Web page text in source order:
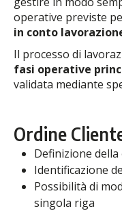
operative previste
in conto
Il processo di
fasi operative
validata mediante
Ordine
Definizione
Identificazione
Possibilità di
singola riga